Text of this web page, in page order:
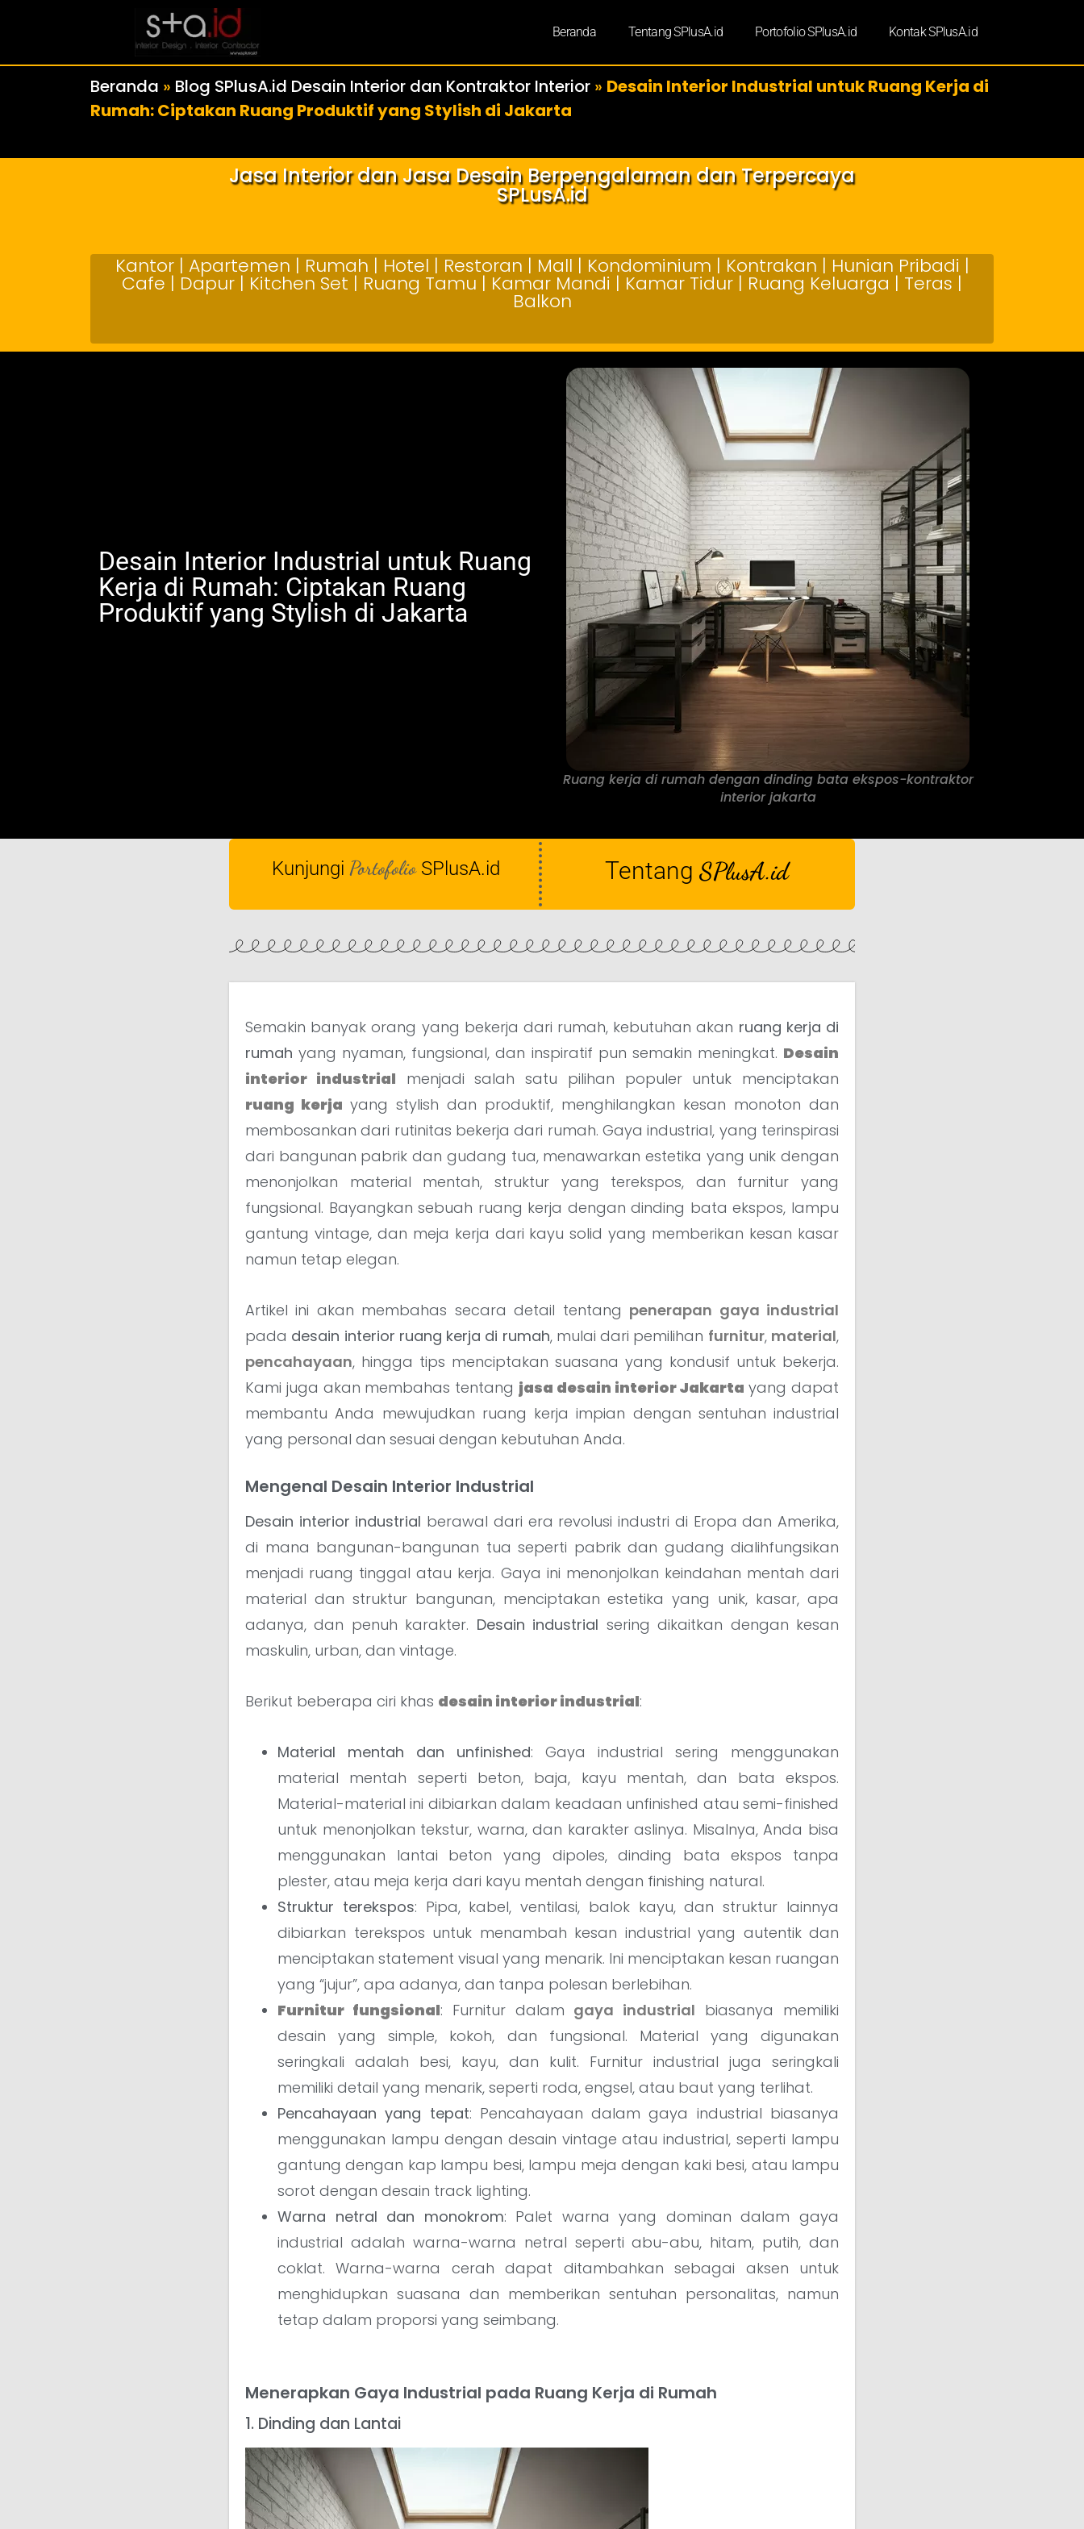
Beranda Tentang SPlusA.id Portofolio SPlusA.id Kontak SPlusA.id
Beranda » Blog SPlusA.id Desain Interior dan Kontraktor Interior » Desain Interior Industrial untuk Ruang Kerja di
Rumah: Ciptakan Ruang Produktif yang Stylish di Jakarta
Jasa Interior dan Jasa Desain Berpengalaman dan Terpercaya
SPLusA.id
Kantor | Apartemen | Rumah | Hotel | Restoran | Mall | Kondominium | Kontrakan | Hunian Pribadi |
Cafe | Dapur | Kitchen Set | Ruang Tamu | Kamar Mandi | Kamar Tidur | Ruang Keluarga | Teras |
Balkon
Desain Interior Industrial untuk Ruang
Kerja di Rumah: Ciptakan Ruang
Produktif yang Stylish di Jakarta
Ruang kerja di rumah dengan dinding bata ekspos-kontraktor
interior jakarta
Kunjungi Portofolio SPlusA.id Tentang SPlusA.id
Semakin banyak orang yang bekerja dari rumah, kebutuhan akan ruang kerja di
rumah yang nyaman, fungsional, dan inspiratif pun semakin meningkat. Desain
interior industrial menjadi salah satu pilihan populer untuk menciptakan
ruang kerja yang stylish dan produktif, menghilangkan kesan monoton dan
membosankan dari rutinitas bekerja dari rumah. Gaya industrial, yang terinspirasi
dari bangunan pabrik dan gudang tua, menawarkan estetika yang unik dengan
menonjolkan material mentah, struktur yang terekspos, dan furnitur yang
fungsional. Bayangkan sebuah ruang kerja dengan dinding bata ekspos, lampu
gantung vintage, dan meja kerja dari kayu solid yang memberikan kesan kasar
namun tetap elegan.
Artikel ini akan membahas secara detail tentang penerapan gaya industrial
pada desain interior ruang kerja di rumah, mulai dari pemilihan furnitur, material,
pencahayaan, hingga tips menciptakan suasana yang kondusif untuk bekerja.
Kami juga akan membahas tentang jasa desain interior Jakarta yang dapat
membantu Anda mewujudkan ruang kerja impian dengan sentuhan industrial
yang personal dan sesuai dengan kebutuhan Anda.
Mengenal Desain Interior Industrial
Desain interior industrial berawal dari era revolusi industri di Eropa dan Amerika,
di mana bangunan-bangunan tua seperti pabrik dan gudang dialihfungsikan
menjadi ruang tinggal atau kerja. Gaya ini menonjolkan keindahan mentah dari
material dan struktur bangunan, menciptakan estetika yang unik, kasar, apa
adanya, dan penuh karakter. Desain industrial sering dikaitkan dengan kesan
maskulin, urban, dan vintage.
Berikut beberapa ciri khas desain interior industrial:
Material mentah dan unfinished: Gaya industrial sering menggunakan
material mentah seperti beton, baja, kayu mentah, dan bata ekspos.
Material-material ini dibiarkan dalam keadaan unfinished atau semi-finished
untuk menonjolkan tekstur, warna, dan karakter aslinya. Misalnya, Anda bisa
menggunakan lantai beton yang dipoles, dinding bata ekspos tanpa
plester, atau meja kerja dari kayu mentah dengan finishing natural.
Struktur terekspos: Pipa, kabel, ventilasi, balok kayu, dan struktur lainnya
dibiarkan terekspos untuk menambah kesan industrial yang autentik dan
menciptakan statement visual yang menarik. Ini menciptakan kesan ruangan
yang “jujur”, apa adanya, dan tanpa polesan berlebihan.
Furnitur fungsional: Furnitur dalam gaya industrial biasanya memiliki
desain yang simple, kokoh, dan fungsional. Material yang digunakan
seringkali adalah besi, kayu, dan kulit. Furnitur industrial juga seringkali
memiliki detail yang menarik, seperti roda, engsel, atau baut yang terlihat.
Pencahayaan yang tepat: Pencahayaan dalam gaya industrial biasanya
menggunakan lampu dengan desain vintage atau industrial, seperti lampu
gantung dengan kap lampu besi, lampu meja dengan kaki besi, atau lampu
sorot dengan desain track lighting.
Warna netral dan monokrom: Palet warna yang dominan dalam gaya
industrial adalah warna-warna netral seperti abu-abu, hitam, putih, dan
coklat. Warna-warna cerah dapat ditambahkan sebagai aksen untuk
menghidupkan suasana dan memberikan sentuhan personalitas, namun
tetap dalam proporsi yang seimbang.
Menerapkan Gaya Industrial pada Ruang Kerja di Rumah
1. Dinding dan Lantai